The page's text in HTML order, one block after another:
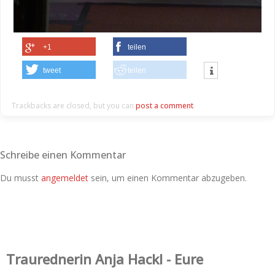
+1 teilen
tweet teilen
Trackbacks are closed, but you can post a comment.
Schreibe einen Kommentar
Du musst angemeldet sein, um einen Kommentar abzugeben.
Trauredner‌in Anja Hackl - Eure